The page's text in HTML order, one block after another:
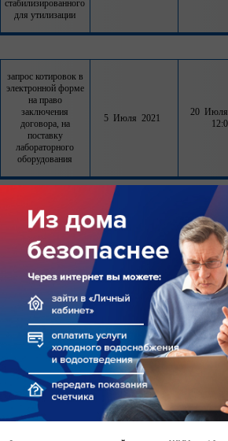
стабилизированного
для утилизации
запрос котировок в
электронной форме
на право
заключения
договора, на
поставку
лабораторного
оборудования
5 Июля 2021
20
запрос котировок в
электронной форме
на право
заключения
выполнение работ
по строительству
сетей
водоснабжения и
водоотведения от
существующей сети
водоснабжения и
водоотведения до
границы земельных
участков заявителей
для нужд ООО
«Ульяновскоблводо
канал»
5 Июля 2021
23